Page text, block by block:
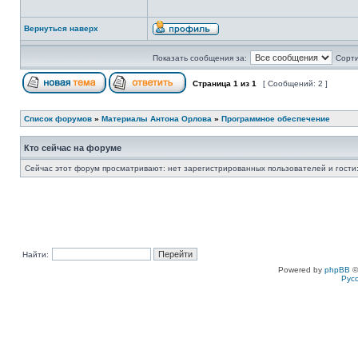
Вернуться наверх
Показать сообщения за:
Страница 1 из 1 [ Сообщений: 2 ]
Список форумов » Материалы Антона Орлова » Программное обеспечение
Кто сейчас на форуме
Сейчас этот форум просматривают: нет зарегистрированных пользователей и
Найти:
Powered by phpBB